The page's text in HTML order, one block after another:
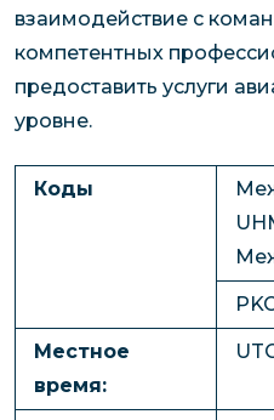
взаимодействие с
компетентных
предоставить услуги
уровне.
Коды
Местное
время: